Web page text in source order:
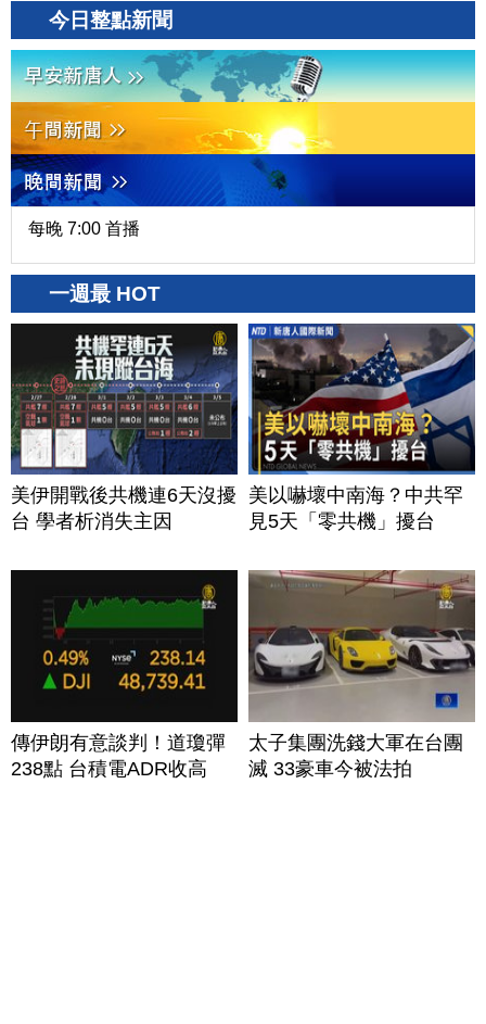
今日整點新聞
每晚 7:00 首播
一週最 HOT
美伊開戰後共機連6天沒擾
台 學者析消失主因
美以嚇壞中南海？中共罕
見5天「零共機」擾台
傳伊朗有意談判！道瓊彈
238點 台積電ADR收高
太子集團洗錢大軍在台團
滅 33豪車今被法拍